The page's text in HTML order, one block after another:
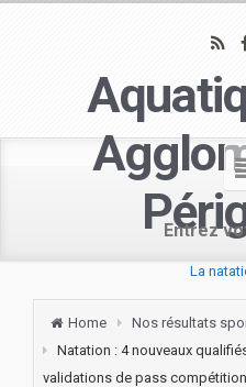
La
Home Nos résultats
Natation : 4 nouveaux
validations de pass